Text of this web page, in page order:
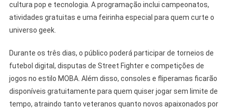
E
Cultura
Shopping
Riomar
cultura pop e tecnologia. A programação inclui campeonatos,
atividades gratuitas e uma feirinha especial para quem curte o
universo geek.
Durante os três dias, o público poderá participar de torneios de
futebol digital, disputas de Street Fighter e competições de
jogos no estilo MOBA. Além disso, consoles e fliperamas ficarão
disponíveis gratuitamente para quem quiser jogar sem limite de
tempo, atraindo tanto veteranos quanto novos apaixonados por